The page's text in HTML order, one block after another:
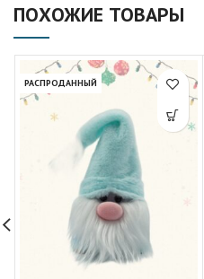
ПОХОЖИЕ ТОВАРЫ
РАСПРОДАННЫЙ